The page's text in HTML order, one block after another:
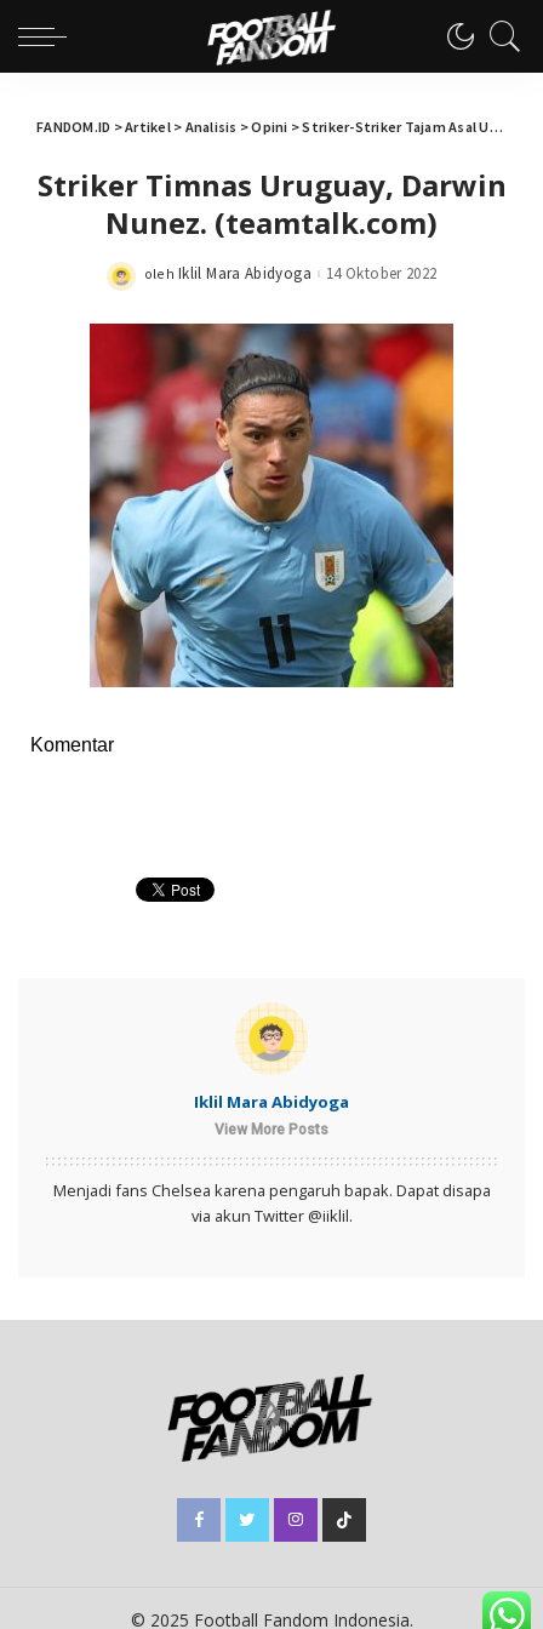
FANDOM.ID >Artikel> Analisis >Opini >Striker-Striker Tajam Asal Uruguay
Striker Timnas Uruguay, Darwin
Nunez. (teamtalk.com)
Posted
oleh Iklil Mara Abidyoga 14 Oktober 2022
Komentar
Iklil Mara Abidyoga
View More Posts
Menjadi fans Chelsea karena pengaruh bapak. Dapat disapa
via akun Twitter @iiklil.
© 2025 Football Fandom Indonesia.